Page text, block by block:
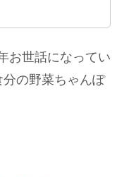
お世話になってい
分の野菜ちゃんぽ